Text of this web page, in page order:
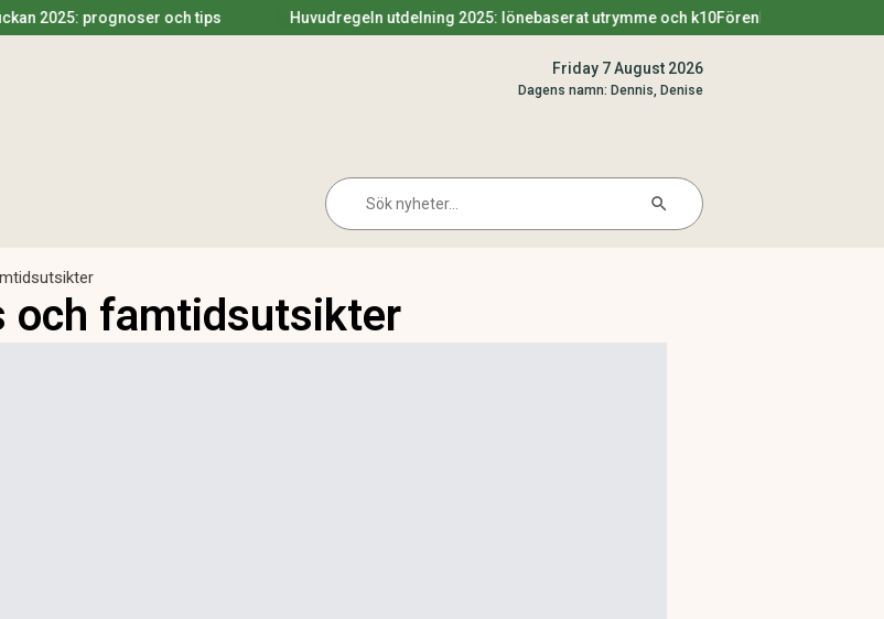
prognoser och tips Huvudregeln utdelning 2025: lönebaserat utrymme och k10Förenklingsregeln utdelning
Friday 7 August 2026
Dagens namn: Dennis, Denise
for:
Search Button
och famtidsutsikter